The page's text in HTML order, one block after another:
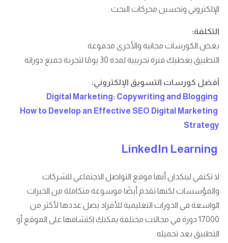
الإلكتروني وتحسين محركات البحث.
التكلفة:
بعض الكورسات مجانية والأخرى مدفوعة
التطبيق يعطيك فترة تجريبية لمدة 30 يومًا لتجربة جميع دوراته
أفضل كورسات التسويق الإلكتروني:
Digital Marketing: Copywriting and Blogging
How to Develop an Effective SEO Digital Marketing
Strategy
LinkedIn Learning
لا تكتفي لينكدان أنها موقع التواصل الاجتماعي للشركات
والمؤسسات لكنها تقدم أيضًا موسوعة متكاملة من الخبرات
الواسعة في الدورات التعليمية للأفراد يصل عددها لأكثر من
17000 دورة في مجالات مختلفة يمكنك اكتشافها على الموقع أو
التطبيق بعد تحميله.